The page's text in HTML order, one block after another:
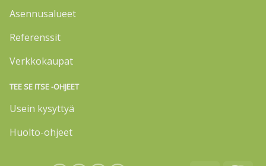
Asennusalueet
Referenssit
Verkkokaupat
TEE SE ITSE -OHJEET
Usein kysyttyä
Huolto-ohjeet